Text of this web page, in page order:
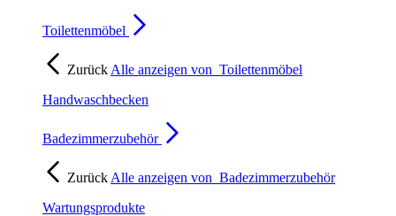
Toilettenmöbel
Zurück Alle anzeigen von Toilettenmöbel
Handwaschbecken
Badezimmerzubehör
Zurück Alle anzeigen von Badezimmerzubehör
Wartungsprodukte